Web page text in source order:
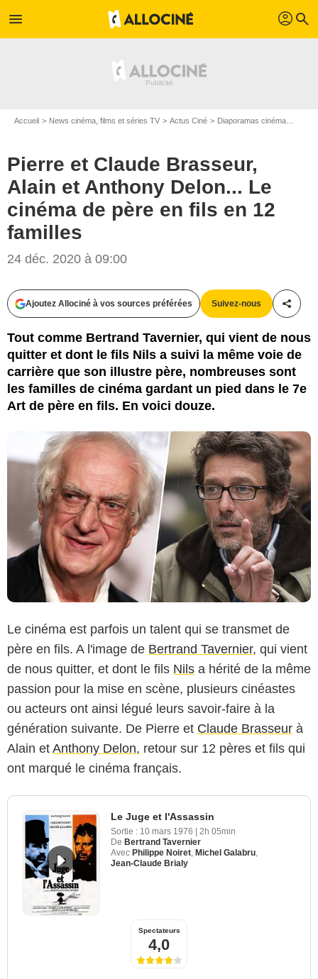
menu profil search
Accueil News cinéma, films et séries TV Actus Ciné Diaporamas cinéma
Pierre et Claude Brasseur,
Alain et Anthony Delon... Le
cinéma de père en fils en 12
familles
24 déc. 2020 à 09:00
Ajoutez Allociné à vos sources préférées Suivez-nous
Tout comme Bertrand Tavernier, qui vient de nous
quitter et dont le fils Nils a suivi la même voie de
carrière que son illustre père, nombreuses sont
les familles de cinéma gardant un pied dans le 7e
Art de père en fils. En voici douze.
Le cinéma est parfois un talent qui se transmet de
père en fils. A l'image de Bertrand Tavernier, qui vient
de nous quitter, et dont le fils Nils a hérité de la même
passion pour la mise en scène, plusieurs cinéastes
ou acteurs ont ainsi légué leurs savoir-faire à la
génération suivante. De Pierre et Claude Brasseur à
Alain et Anthony Delon, retour sur 12 pères et fils qui
ont marqué le cinéma français.
Le Juge et l'Assassin
Sortie : 10 mars 1976 | 2h 05min
De Bertrand Tavernier
Avec Philippe Noiret Michel Galabru
Jean-Claude Brialy
Spectateurs
4,0